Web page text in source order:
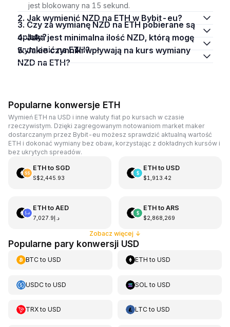
jest blokowany na 15 sekund.
2. Jak wymienić NZD na ETH w Bybit-eu?
3. Czy za wymianę NZD na ETH pobierane są
opłaty?
4. Jaka jest minimalna ilość NZD, którą mogę
wymienić na ETH?
5. Jakie czynniki wpływają na kurs wymiany
NZD na ETH?
Popularne konwersje ETH
Wymień ETH na USD i inne waluty fiat po kursach w czasie
rzeczywistym. Dzięki zagregowanym notowaniom market maker
dostarczanym przez Bybit-eu możesz sprawdzić aktualną wartość
ETH i dokonać wymiany bez obaw, korzystając z dokładnych kursów i
bez ukrytych spreadów.
ETHto SGD
S$2,445.93
ETHto USD
$1,913.42
ETHto AED
د.إ7,027.9
ETHto ARS
$2,868,269
Zobacz więcej ↓
Popularne pary konwersji USD
BTCto USD ETH toUSD
USDCto USD SOL toUSD
TRXto USD LTCtoUSD